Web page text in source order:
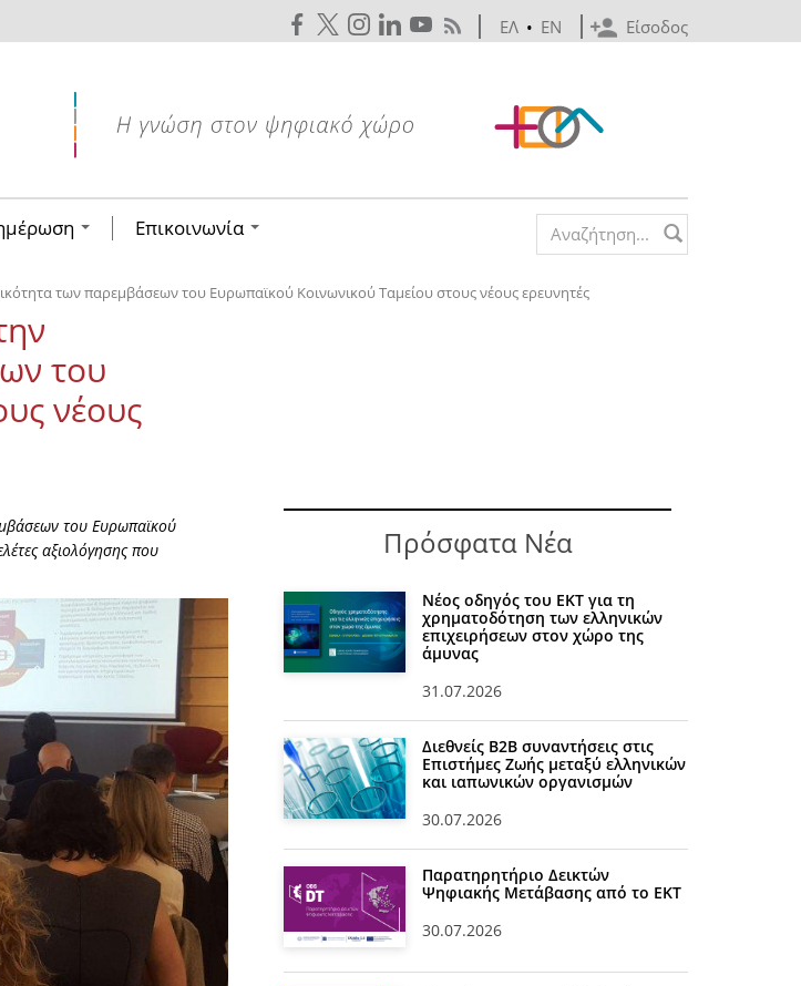
Είσοδος
ΕΛ • EN
Επικοινωνία Search form
των παρεμβάσεων του Ευρωπαϊκού Κοινωνικού Ταμείου στους νέους ερευνητές
του
νέους
του Ευρωπαϊκού
αξιολόγησης που
Πρόσφατα Νέα
Νέος οδηγός του ΕΚΤ για τη
χρηματοδότηση των ελληνικών
επιχειρήσεων στον χώρο της
άμυνας
31.07.2026
Διεθνείς Β2Β συναντήσεις στις
Επιστήμες Ζωής μεταξύ ελληνικών
και ιαπωνικών οργανισμών
30.07.2026
Παρατηρητήριο Δεικτών
Ψηφιακής Μετάβασης από το ΕΚΤ
30.07.2026